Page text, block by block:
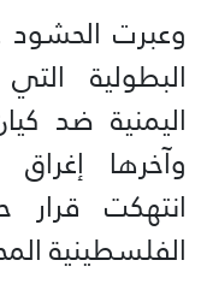
وعبرت الحشود
البطولية
اليمنية ضد
وآخرها
انتهكت قرار
الفلسطينية